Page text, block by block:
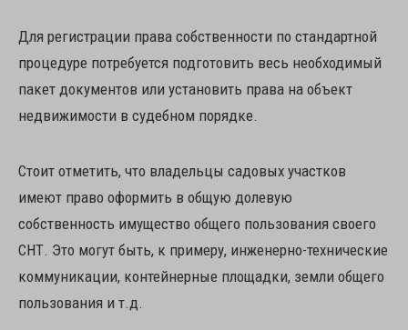
Для регистрации права собственности по стандартной
процедуре потребуется подготовить весь необходимый
пакет документов или установить права на объект
недвижимости в судебном порядке.
Стоит отметить, что владельцы садовых участков
имеют право оформить в общую долевую
собственность имущество общего пользования своего
СНТ. Это могут быть, к примеру, инженерно-технические
коммуникации, контейнерные площадки, земли общего
пользования и т.д.